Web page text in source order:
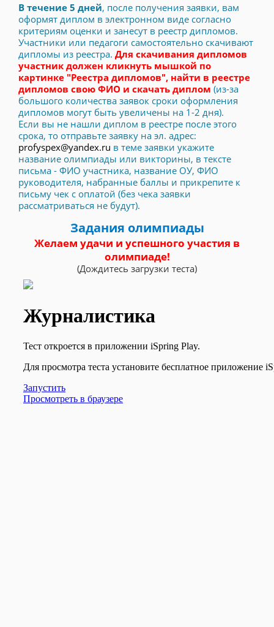
В течение 5 дней, после получения заявки, вам
оформят диплом в электронном виде согласно
критериям оценки и занесут в реестр дипломов.
Участники или педагоги самостоятельно скачивают
дипломы из реестра. Для скачивания дипломов
участник должен кликнуть мышкой по
картинке "Реестра дипломов", найти в реестре
дипломов свою ФИО и скачать диплом (из-за
большого количества заявок сроки оформления
дипломов могут быть увеличены на 1-2 дня).
Если вы не нашли диплом в реестре после этого
срока, то отправьте заявку на эл. адрес:
profyspex@yandex.ru в теме заявки укажите
название олимпиады или викторины, в тексте
письма - ФИО участника, название ОУ, ФИО
руководителя, набранные баллы и прикрепите к
письму чек с оплатой (без чека заявки
рассматриваться не будут).
Задания олимпиады
Желаем удачи и успешного участия в
олимпиаде!
(Дождитесь загрузки теста)